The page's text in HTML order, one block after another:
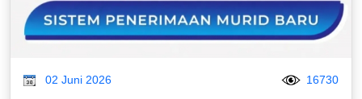
02 Juni 2026 16730